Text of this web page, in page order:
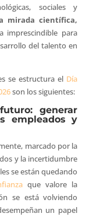
sociales y
mirada científica,
imprescindible para
del talento en
se estructura el Día
son los siguientes:
generar
empleados y
marcado por la
y la incertidumbre
se están quedando
que valore la
se está volviendo
un papel